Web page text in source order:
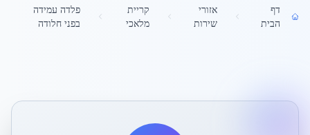
דף
הבית
אזורי
שירות
קריית
מלאכי
פלדה עמידה
בפני חלודה